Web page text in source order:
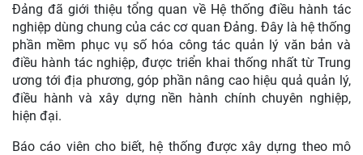
Đảng đã giới thiệu tổng quan về Hệ thống điều hành tác
nghiệp dùng chung của các cơ quan Đảng. Đây là hệ thống
phần mềm phục vụ số hóa công tác quản lý văn bản và
điều hành tác nghiệp, được triển khai thống nhất từ Trung
ương tới địa phương, góp phần nâng cao hiệu quả quản lý,
điều hành và xây dựng nền hành chính chuyên nghiệp,
hiện đại.
Báo cáo viên cho biết, hệ thống được xây dựng theo mô